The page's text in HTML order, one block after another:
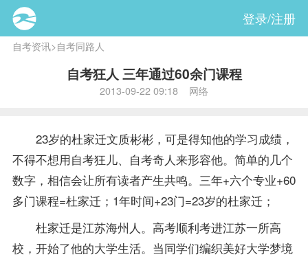
登录/注册
自考资讯>自考同路人
自考狂人 三年通过60余门课程
2013-09-22 09:18 网络
23岁的杜家迁文质彬彬，可是得知他的学习成绩，
不得不想用自考狂儿、自考奇人来形容他。简单的几个
数字，相信会让所有读者产生共鸣。三年+六个专业+60
多门课程=杜家迁；1年时间+23门=23岁的杜家迁；
杜家迁是江苏海州人。高考顺利考进江苏一所高
校，开始了他的大学生活。当同学们编织美好大学梦境